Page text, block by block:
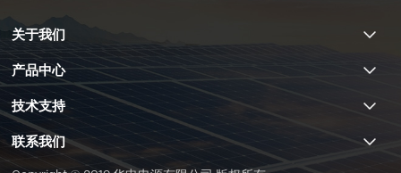
关于我们
产品中心
技术支持
联系我们